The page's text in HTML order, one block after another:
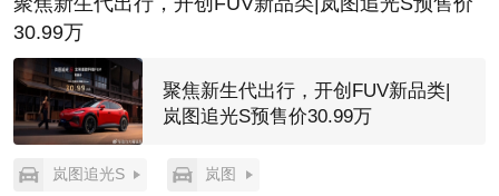
30.99万
聚焦新生代出行，开创FUV新品类|
岚图追光S预售价30.99万
岚图追光S 岚图